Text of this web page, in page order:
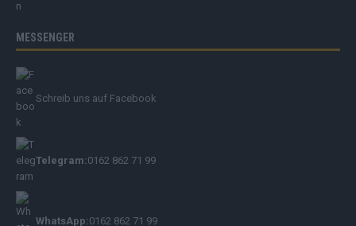
MESSENGER
Schreib uns auf Facebook
Telegram:0162 862 71 99
WhatsApp:0162 862 71 99